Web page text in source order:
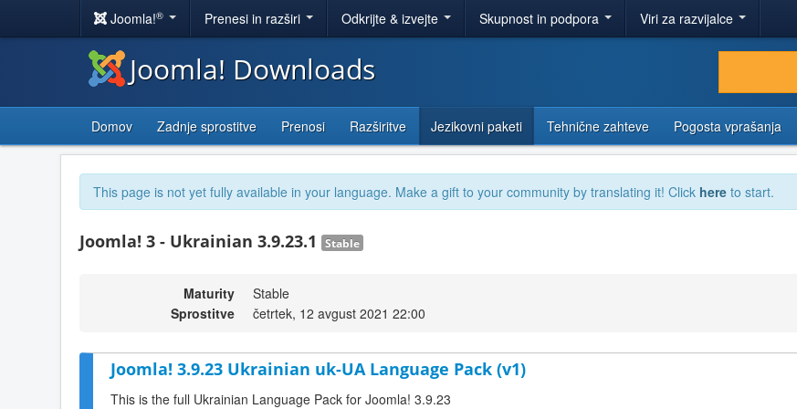
Joomla!® Prenesi in razširi Odkrijte & izvejte Skupnost in podpora Viri za razvijalce
Joomla! Downloads
Domov Zadnje sprostitve Prenosi Razširitve Jezikovni paketi Tehnične zahteve Pogosta vprašanja
This page is not yet fully available in your language. Make a gift to your community by translating it! Click here to start.
Joomla! 3 - Ukrainian 3.9.23.1 Stable
Maturity
Stable
Sprostitve
četrtek, 12 avgust 2021 22:00
Joomla! 3.9.23 Ukrainian uk-UA Language Pack (v1)
This is the full Ukrainian Language Pack for Joomla! 3.9.23